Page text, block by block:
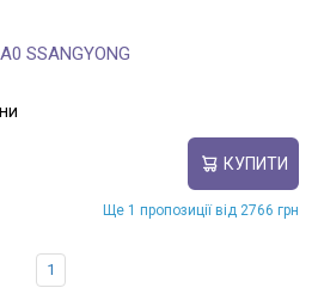
SSANGYONG
КУПИТИ
Ще 1 пропозиції від 2766 грн
1